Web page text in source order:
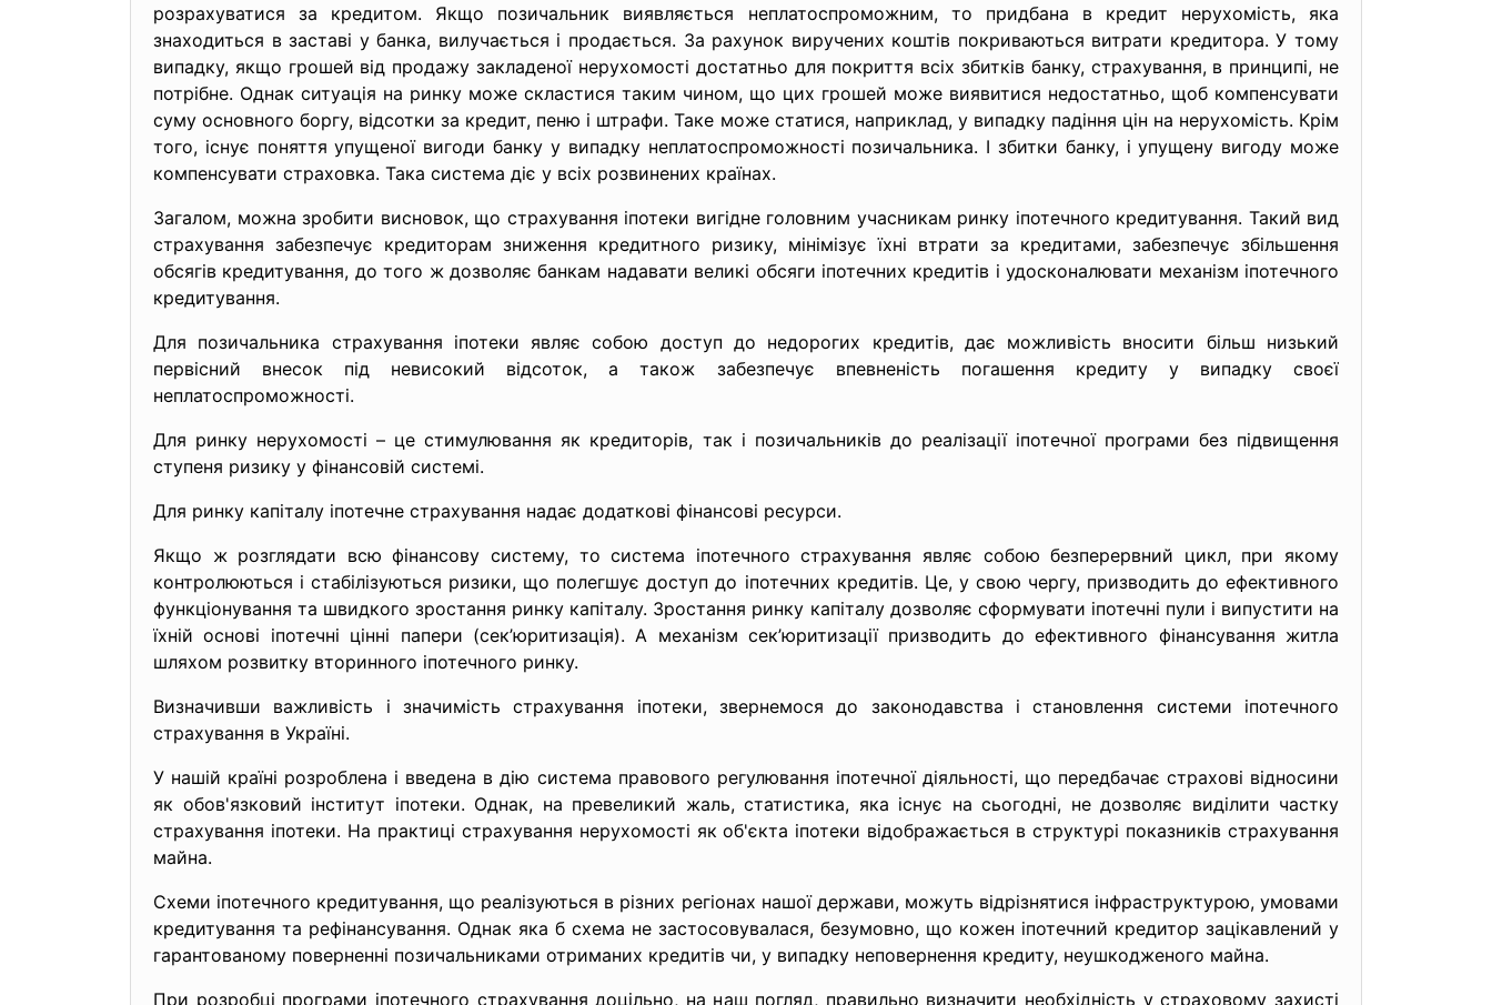
розрахуватися за кредитом. Якщо позичальник виявляється неплатоспроможним, то придбана в кредит нерухомість, яка
знаходиться в заставі у банка, вилучається і продається. За рахунок виручених коштів покриваються витрати кредитора. У тому
випадку, якщо грошей від продажу закладеної нерухомості достатньо для покриття всіх збитків банку, страхування, в принципі, не
потрібне. Однак ситуація на ринку може скластися таким чином, що цих грошей може виявитися недостатньо, щоб компенсувати
суму основного боргу, відсотки за кредит, пеню і штрафи. Таке може статися, наприклад, у випадку падіння цін на нерухомість. Крім
того, існує поняття упущеної вигоди банку у випадку неплатоспроможності позичальника. І збитки банку, і упущену вигоду може
компенсувати страховка. Така система діє у всіх розвинених країнах.
Загалом, можна зробити висновок, що страхування іпотеки вигідне головним учасникам ринку іпотечного кредитування. Такий вид
страхування забезпечує кредиторам зниження кредитного ризику, мінімізує їхні втрати за кредитами, забезпечує збільшення
обсягів кредитування, до того ж дозволяє банкам надавати великі обсяги іпотечних кредитів і удосконалювати механізм іпотечного
кредитування.
Для позичальника страхування іпотеки являє собою доступ до недорогих кредитів, дає можливість вносити більш низький
первісний внесок під невисокий відсоток, а також забезпечує впевненість погашення кредиту у випадку своєї
неплатоспроможності.
Для ринку нерухомості – це стимулювання як кредиторів, так і позичальників до реалізації іпотечної програми без підвищення
ступеня ризику у фінансовій системі.
Для ринку капіталу іпотечне страхування надає додаткові фінансові ресурси.
Якщо ж розглядати всю фінансову систему, то система іпотечного страхування являє собою безперервний цикл, при якому
контролюються і стабілізуються ризики, що полегшує доступ до іпотечних кредитів. Це, у свою чергу, призводить до ефективного
функціонування та швидкого зростання ринку капіталу. Зростання ринку капіталу дозволяє сформувати іпотечні пули і випустити на
їхній основі іпотечні цінні папери (сек’юритизація). А механізм сек’юритизації призводить до ефективного фінансування житла
шляхом розвитку вторинного іпотечного ринку.
Визначивши важливість і значимість страхування іпотеки, звернемося до законодавства і становлення системи іпотечного
страхування в Україні.
У нашій країні розроблена і введена в дію система правового регулювання іпотечної діяльності, що передбачає страхові відносини
як обов'язковий інститут іпотеки. Однак, на превеликий жаль, статистика, яка існує на сьогодні, не дозволяє виділити частку
страхування іпотеки. На практиці страхування нерухомості як об'єкта іпотеки відображається в структурі показників страхування
майна.
Схеми іпотечного кредитування, що реалізуються в різних регіонах нашої держави, можуть відрізнятися інфраструктурою, умовами
кредитування та рефінансування. Однак яка б схема не застосовувалася, безумовно, що кожен іпотечний кредитор зацікавлений у
гарантованому поверненні позичальниками отриманих кредитів чи, у випадку неповернення кредиту, неушкодженого майна.
При розробці програми іпотечного страхування доцільно, на наш погляд, правильно визначити необхідність у страховому захисті